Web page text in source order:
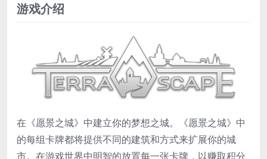
游戏介绍
在《愿景之城》中建立你的梦想之城。《愿景之城》中
的每组卡牌都将提供不同的建筑和方式来扩展你的城
市。在游戏世界中明智的放置每一张卡牌，以赚取积分